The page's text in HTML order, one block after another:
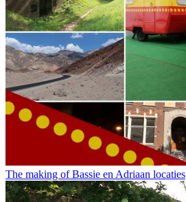
The making of Bassie en Adriaan locaties